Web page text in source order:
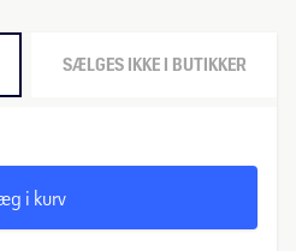
SÆLGES IKKE I BUTIKKER
i kurv